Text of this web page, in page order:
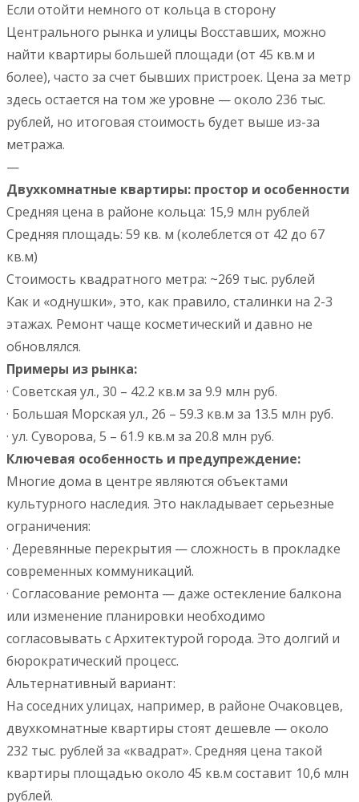
Если отойти немного от кольца в сторону
Центрального рынка и улицы Восставших, можно
найти квартиры большей площади (от 45 кв.м и
более), часто за счет бывших пристроек. Цена за метр
здесь остается на том же уровне — около 236 тыс.
рублей, но итоговая стоимость будет выше из-за
метража.
—
Двухкомнатные квартиры: простор и особенности
Средняя цена в районе кольца: 15,9 млн рублей
Средняя площадь: 59 кв. м (колеблется от 42 до 67
кв.м)
Стоимость квадратного метра: ~269 тыс. рублей
Как и «однушки», это, как правило, сталинки на 2-3
этажах. Ремонт чаще косметический и давно не
обновлялся.
Примеры из рынка:
· Советская ул., 30 – 42.2 кв.м за 9.9 млн руб.
· Большая Морская ул., 26 – 59.3 кв.м за 13.5 млн руб.
· ул. Суворова, 5 – 61.9 кв.м за 20.8 млн руб.
Ключевая особенность и предупреждение:
Многие дома в центре являются объектами
культурного наследия. Это накладывает серьезные
ограничения:
· Деревянные перекрытия — сложность в прокладке
современных коммуникаций.
· Согласование ремонта — даже остекление балкона
или изменение планировки необходимо
согласовывать с Архитектурой города. Это долгий и
бюрократический процесс.
Альтернативный вариант:
На соседних улицах, например, в районе Очаковцев,
двухкомнатные квартиры стоят дешевле — около
232 тыс. рублей за «квадрат». Средняя цена такой
квартиры площадью около 45 кв.м составит 10,6 млн
рублей.